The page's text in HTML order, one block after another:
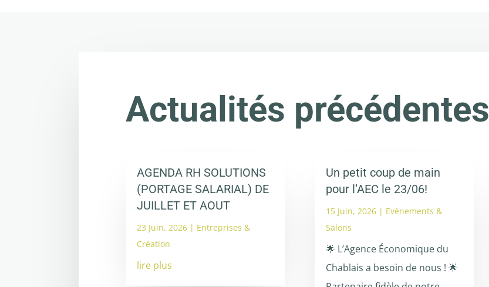
Actualités précédentes
AGENDA RH SOLUTIONS
(PORTAGE SALARIAL) DE
JUILLET ET AOUT
23 Juin, 2026 | Entreprises &
Création
lire plus
Un petit coup de main
pour l’AEC le 23/06!
15 Juin, 2026| Evènements &
Salons
🌟 L’Agence Économique du
Chablais a besoin de nous ! 🌟